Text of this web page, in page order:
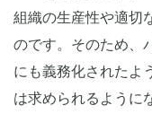
組織の生産性や適切
のです。そのため、
にも義務化されたよ
は求められるように